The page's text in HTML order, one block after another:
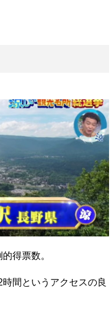
得票数。
間というアクセスの良